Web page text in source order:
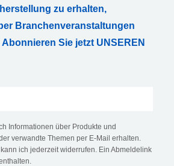
zu erhalten,
Branchenveranstaltungen
Sie jetzt UNSEREN
Informationen über Produkte und
verwandte Themen per E-Mail erhalten.
ich jederzeit widerrufen. Ein Abmeldelink